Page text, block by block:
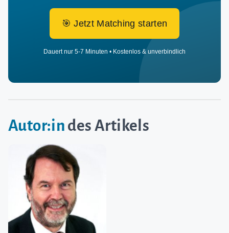
🎯 Jetzt Matching starten
Dauert nur 5-7 Minuten • Kostenlos & unverbindlich
Autor:in des Artikels